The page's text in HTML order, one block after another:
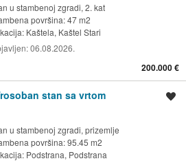
u stambenoj zgradi, 2. kat
površina: 47 m2
Kaštela, Kaštel Stari
06.08.2026.
200.000 €
stan sa vrtom
u stambenoj zgradi, prizemlje
površina: 95.45 m2
Podstrana, Podstrana